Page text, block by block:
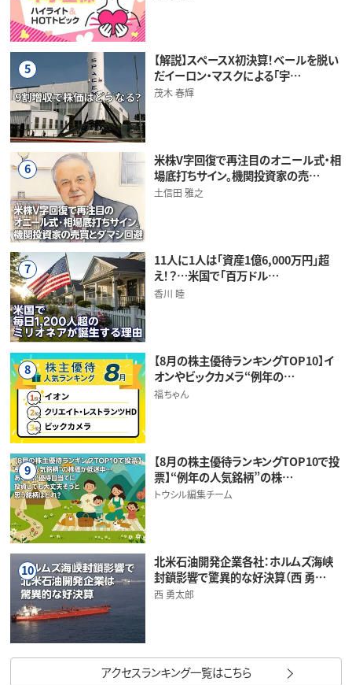
5
【解説】スペースX初決算！ベールを脱い
だイーロン・マスクによる「宇…
茂木 春輝
6
米株V字回復で再注目のオニール式・相
場底打ちサイン。機関投資家の売…
土信田 雅之
7
11人に1人は「資産1億6,000万円」超
え！？…米国で「百万ドル…
香川 睦
8
【8月の株主優待ランキングTOP10】イ
オンやビックカメラ“例年の…
福ちゃん
9
【8月の株主優待ランキングTOP10で投
票】“例年の人気銘柄”の株…
トウシル編集チーム
10
北米石油開発企業各社：ホルムズ海峡
封鎖影響で驚異的な好決算（西 勇…
西 勇太郎
アクセスランキング一覧はこちら